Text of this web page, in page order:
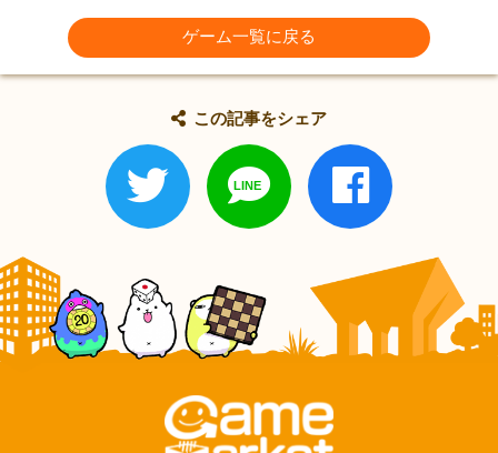
ゲーム一覧に戻る
この記事をシェア